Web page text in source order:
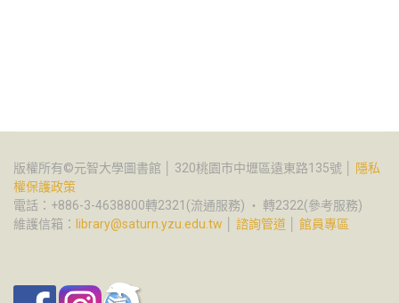
版權所有©元智大學圖書館 │ 320桃園市中壢區遠東路135號 │
隱私
權保護政策
電話：+886-3-4638800轉2321(流通服務) ‧ 轉2322(參考服務)
維護信箱： library@saturn.yzu.edu.tw 諮詢管道 館員專區